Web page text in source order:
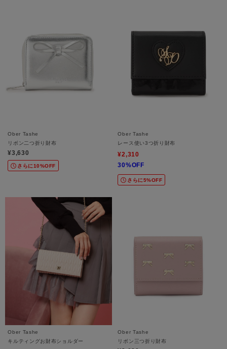
Ober Tashe
リボン二つ折り財布
¥3,630
さらに10%OFF
Ober Tashe
レース使い3つ折り財布
¥2,310
30%OFF
さらに5%OFF
Ober Tashe
キルティングお財布ショルダー
Ober Tashe
リボン三つ折り財布